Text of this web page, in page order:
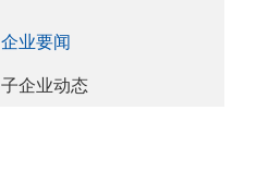
企业要闻
子企业动态